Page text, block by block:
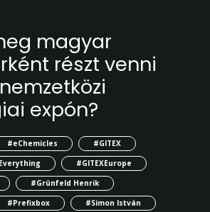
magyar
részt venni
expón?
#eChemicles
#GITEX
Everything
#GITEXEurope
#Grünfeld Henrik
#Prefixbox
#Simon István